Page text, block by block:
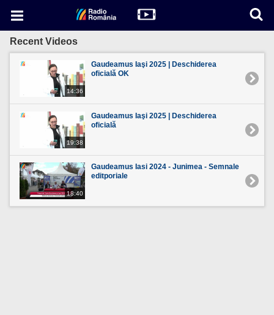
Recent Videos
14:36
Gaudeamus Iaşi 2025 | Deschiderea
oficială OK
19:38
Gaudeamus Iaşi 2025 | Deschiderea
oficială
18:40
Gaudeamus Iasi 2024 - Junimea - Semnale
editporiale